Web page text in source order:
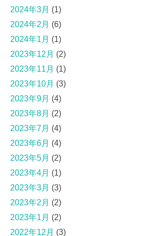
2024年3月 (1)
2024年2月 (6)
2024年1月 (1)
2023年12月 (2)
2023年11月 (1)
2023年10月 (3)
2023年9月 (4)
2023年8月 (2)
2023年7月 (4)
2023年6月 (4)
2023年5月 (2)
2023年4月 (1)
2023年3月 (3)
2023年2月 (2)
2023年1月 (2)
2022年12月 (3)